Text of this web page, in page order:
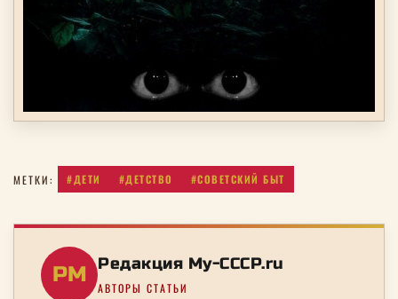
МЕТКИ: #ДЕТИ #ДЕТСТВО #СОВЕТСКИЙ БЫТ
РM Редакция My-CCCP.ru
АВТОРЫ СТАТЬИ